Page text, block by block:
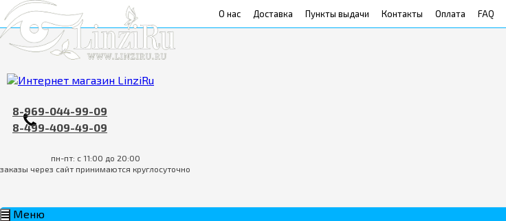
О нас Доставка Пункты выдачи Контакты Оплата FAQ
8-969-044-99-09
8-499-409-49-09
пн-пт: с 11:00 до 20:00
заказы через сайт принимаются круглосуточно
Меню